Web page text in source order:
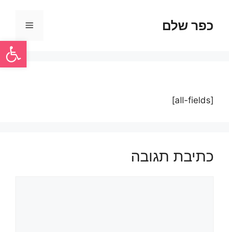
פתח
כפר שלם
[all-fields]
כתיבת תגובה